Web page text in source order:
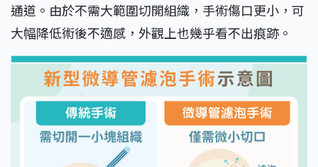
通道。由於不需大範圍切開組織，手術傷口更小，可
大幅降低術後不適感，外觀上也幾乎看不出痕跡。